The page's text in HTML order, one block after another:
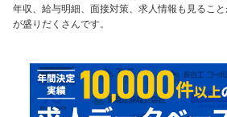
年収、給与明細、面接対策、求人情報も見るこ
が盛りだくさんです。